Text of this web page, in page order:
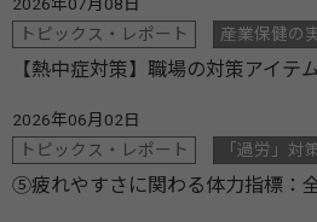
2026年07月08日
トピックス・レポート
産業保健の
【熱中症対策】職場の対策アイテ
2026年06月02日
トピックス・レポート
「過労」対
⑤疲れやすさに関わる体力指標：